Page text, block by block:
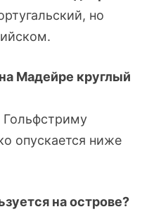
но
Мадейре круглый
Гольфстриму
опускается ниже
на острове?